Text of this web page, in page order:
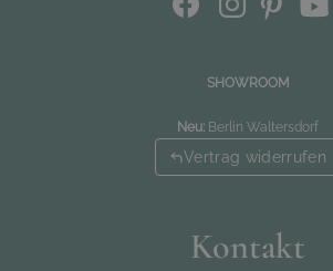
SHOWROOM
Neu: Berlin Waltersdorf
Vertrag widerrufen
Kontakt